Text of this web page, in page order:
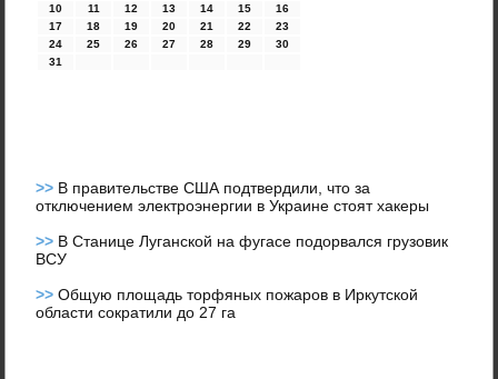
10
11 12 13 14 15
16
17
18 19 20 21 22
23
24
25 26 27 28 29
30
31
>> В правительстве США подтвердили, что за
отключением электроэнергии в Украине стоят хакеры
>> В Станице Луганской на фугасе подорвался грузовик
ВСУ
>>Общую площадь торфяных пожаров в Иркутской
области сократили до 27 га